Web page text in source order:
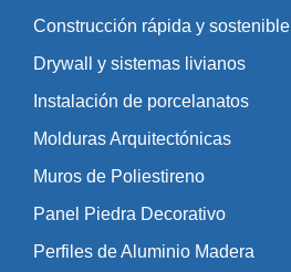
Construcción rápida y sostenible
Drywall y sistemas livianos
Instalación de porcelanatos
Molduras Arquitectónicas
Muros de Poliestireno
Panel Piedra Decorativo
Perfiles de Aluminio Madera